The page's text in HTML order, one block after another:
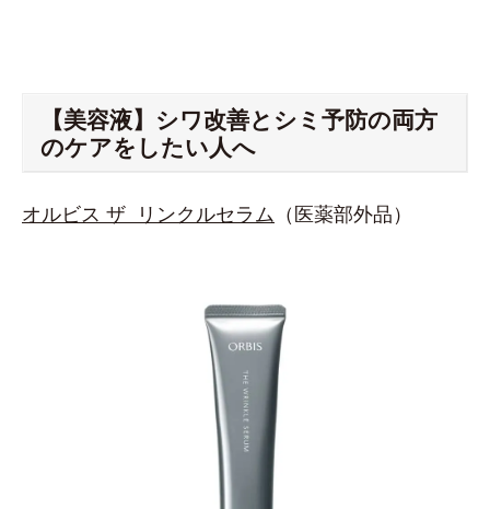
【美容液】シワ改善とシミ予防の両方
のケアをしたい人へ
オルビス ザ リンクルセラム （医薬部外品）